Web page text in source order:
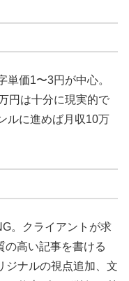
単価1〜3円が中心。
円は十分に現実的で
ルに進めば月収10万
。クライアントが求
の高い記事を書ける
ジナルの視点追加、文